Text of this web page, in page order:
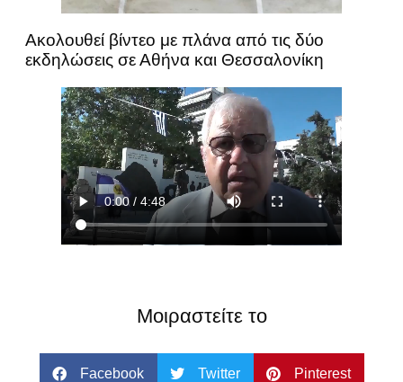
Ακολουθεί βίντεο με πλάνα από τις δύο
εκδηλώσεις σε Αθήνα και Θεσσαλονίκη
Μοιραστείτε το
Facebook Twitter Pinterest